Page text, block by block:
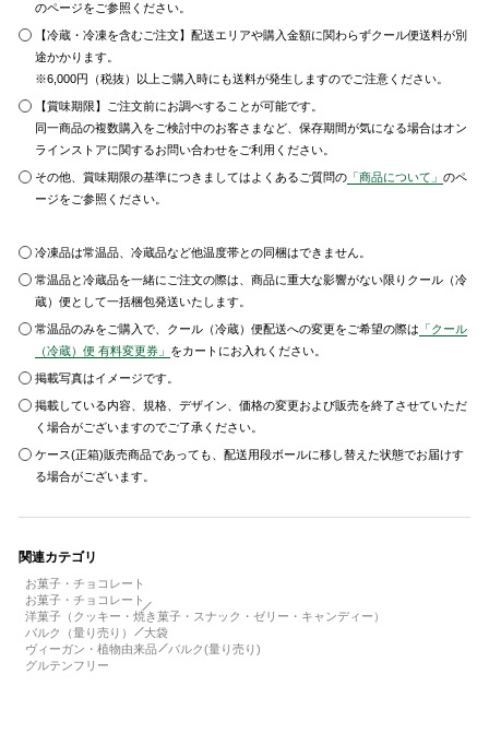
のページをご参照ください。
【冷蔵・冷凍を含むご注文】配送エリアや購入金額に関わらずクール便送料が別
途かかります。
※6,000円（税抜）以上ご購入時にも送料が発生しますのでご注意ください。
【賞味期限】ご注文前にお調べすることが可能です。
同一商品の複数購入をご検討中のお客さまなど、保存期間が気になる場合はオン
ラインストアに関するお問い合わせをご利用ください。
その他、賞味期限の基準につきましてはよくあるご質問の 「商品について」のペ
ージをご参照ください。
冷凍品は常温品、冷蔵品など他温度帯との同梱はできません。
常温品と冷蔵品を一緒にご注文の際は、商品に重大な影響がない限りクール（冷
蔵）便として一括梱包発送いたします。
常温品のみをご購入で、クール（冷蔵）便配送への変更をご希望の際は 「クール
（冷蔵）便 有料変更券」 をカートにお入れください。
掲載写真はイメージです。
掲載している内容、規格、デザイン、価格の変更および販売を終了させていただ
く場合がございますのでご了承ください。
ケース(正箱)販売商品であっても、配送用段ボールに移し替えた状態でお届けす
る場合がございます。
関連カテゴリ
お菓子・チョコレート
お菓子・チョコレート
洋菓子（クッキー・焼き菓子・スナック・ゼリー・キャンディー）
バルク（量り売り）
大袋
ヴィーガン・植物由来品
バルク(量り売り)
グルテンフリー